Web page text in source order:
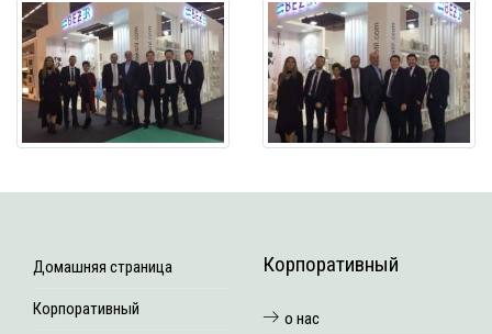
Домашняя страница
Корпоративный
Корпоративный
о нас